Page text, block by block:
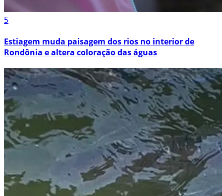
5
Estiagem muda paisagem dos rios no interior de
Rondônia e altera coloração das águas